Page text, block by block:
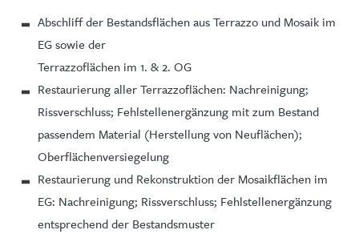
Abschliff der Bestandsflächen aus Terrazzo und Mosaik im
EG sowie der
Terrazzoflächen im 1. & 2. OG
Restaurierung aller Terrazzoflächen: Nachreinigung;
Rissverschluss; Fehlstellenergänzung mit zum Bestand
passendem Material (Herstellung von Neuflächen);
Oberflächenversiegelung
Restaurierung und Rekonstruktion der Mosaikflächen im
EG: Nachreinigung; Rissverschluss; Fehlstellenergänzung
entsprechend der Bestandsmuster